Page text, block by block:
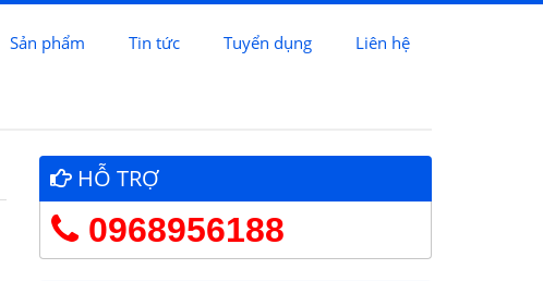
Sản phẩm Tin tức Tuyển dụng Liên hệ
HỖ TRỢ
0968956188